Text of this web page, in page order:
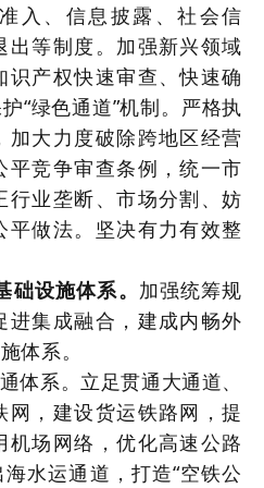
入、信息披露、社会信
出等制度。加强新兴领域
识产权快速审查、快速确
“绿色通道”机制。严格执
加大力度破除跨地区经营
平竞争审查条例，统一市
行业垄断、市场分割、妨
平做法。坚决有力有效整
设施体系。 加强统筹规
进集成融合，建成内畅外
体系。
体系。立足贯通大通道、
，建设货运铁路网，提
机场网络，优化高速公路
水运通道，打造“空铁公